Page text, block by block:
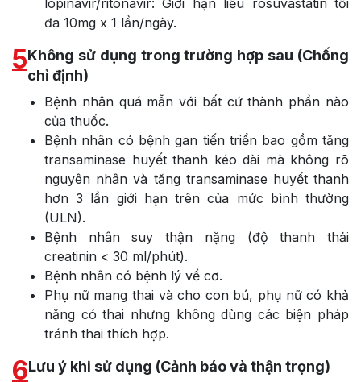
đa 10mg x 1 lần/ngày.
5Không sử dụng trong trường hợp sau (Chống
chỉ định)
Bệnh nhân quá mẫn với bất cứ thành phần nào
của thuốc.
Bệnh nhân có bệnh gan tiến triển bao gồm tăng
transaminase huyết thanh kéo dài mà không rõ
nguyên nhân và tăng transaminase huyết thanh
hơn 3 lần giới hạn trên của mức bình thường
(ULN).
Bệnh nhân suy thận nặng (độ thanh thải
creatinin < 30 ml/phút).
Bệnh nhân có bệnh lý về cơ.
Phụ nữ mang thai và cho con bú, phụ nữ có khả
năng có thai nhưng không dùng các biện pháp
tránh thai thích hợp.
6Lưu ý khi sử dụng (Cảnh báo và thận trọng)